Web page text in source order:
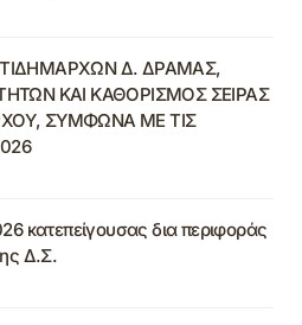
Δ. ΔΡΑΜΑΣ,
ΚΑΙ ΚΑΘΟΡΙΣΜΟΣ ΣΕΙΡΑΣ
ΣΥΜΦΩΝΑ ΜΕ ΤΙΣ
κατεπείγουσας δια περιφοράς
Δ.Σ.